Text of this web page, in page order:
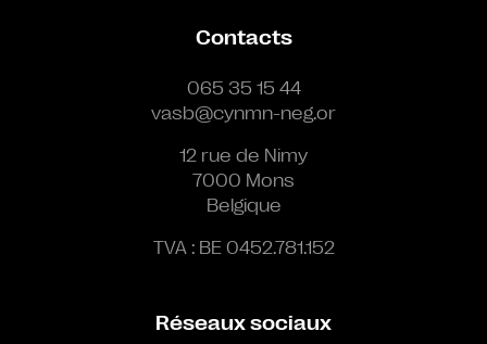
Contacts
065 35 15 44
vasb@cynmn-neg.or
12 rue de Nimy
7000 Mons
Belgique
TVA : BE 0452.781.152
Réseaux sociaux